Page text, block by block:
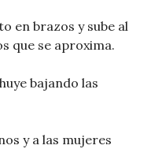
en brazos y sube al
que se aproxima.
bajando las
y a las mujeres